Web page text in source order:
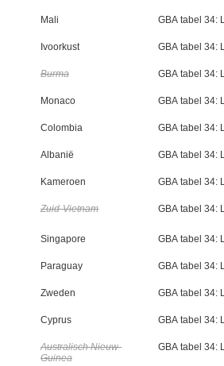
Mali GBA tabel 34:
Ivoorkust GBA tabel 34:
Burma GBA tabel 34:
Monaco GBA tabel 34:
Colombia GBA tabel 34:
Albanië GBA tabel 34:
Kameroen GBA tabel 34:
Zuid-Vietnam GBA tabel 34:
Singapore GBA tabel 34:
Paraguay GBA tabel 34:
Zweden GBA tabel 34:
Cyprus GBA tabel 34:
Australisch Nieuw-
Guinea
GBA tabel 34: